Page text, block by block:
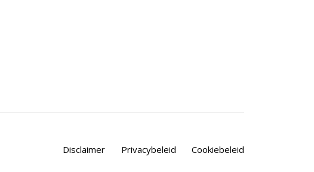
Disclaimer Privacybeleid Cookiebeleid